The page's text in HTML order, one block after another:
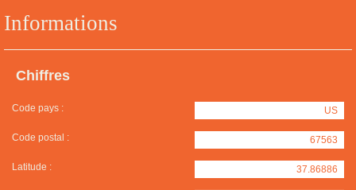
Informations
Chiffres
Code pays : US
Code postal : 67563
Latitude : 37.86886